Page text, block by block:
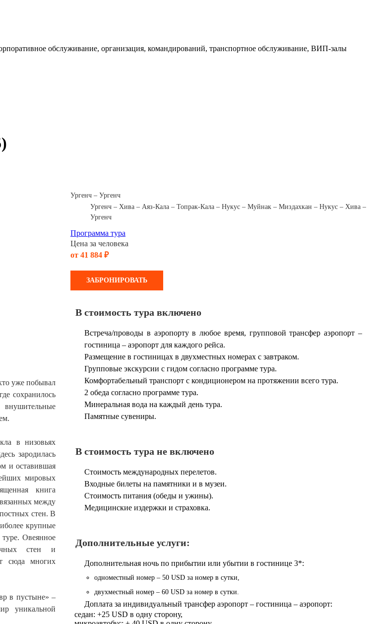
обслуживание, организация, командирований, транспортное обслуживание, ВИП-залы
Ургенч – Ургенч
Ургенч – Хива – Аяз-Кала – Топрак-Кала – Нукус – Муйнак – Миздахкан – Нукус – Хива –
Ургенч
Программа тура
Цена за человека
от 41 884 ₽
ЗАБРОНИРОВАТЬ
уже побывал
сохранилось
в низовьях
зародилась
и оставившая
мировых
книга
между
стен. В
крупные
Овеянное
стен и
сюда многих
в пустыне» –
уникальной
В стоимость тура включено
Встреча/проводы в аэропорту в любое время, групповой трансфер аэропорт –
гостиница – аэропорт для каждого рейса.
Размещение в гостиницах в двухместных номерах с завтраком.
Групповые экскурсии с гидом согласно программе тура.
Комфортабельный транспорт с кондиционером на протяжении всего тура.
2 обеда согласно программе тура.
Минеральная вода на каждый день тура.
Памятные сувениры.
В стоимость тура не включено
Стоимость международных перелетов.
Входные билеты на памятники и в музеи.
Стоимость питания (обеды и ужины).
Медицинские издержки и страховка.
Дополнительные услуги:
Дополнительная ночь по прибытии или убытии в гостинице 3*:
одноместный номер – 50 USD за номер в сутки,
двухместный номер – 60 USD за номер в сутки.
Доплата за индивидуальный трансфер аэропорт – гостиница – аэропорт:
седан: +25 USD в одну сторону,